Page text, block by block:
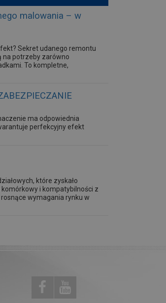
malowania – w
Sekret udanego remontu
na potrzeby zarówno
To kompletne,
ma odpowiednia
perfekcyjny efekt
które zyskało
i kompatybilności z
wymagania rynku w